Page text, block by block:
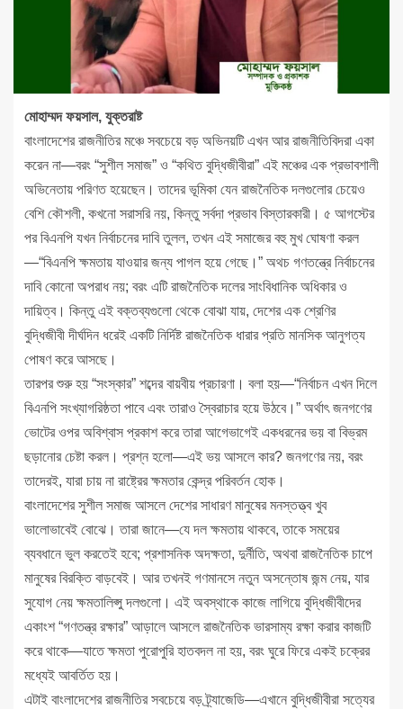
মোহাম্মদ ফয়সাল, যুক্তরাষ্ট
বাংলাদেশের রাজনীতির মঞ্চে সবচেয়ে বড় অভিনয়টি এখন আর রাজনীতিবিদরা একা
করেন না—বরং “সুশীল সমাজ” ও “কথিত বুদ্ধিজীবীরা” এই মঞ্চের এক প্রভাবশালী
অভিনেতায় পরিণত হয়েছেন। তাদের ভূমিকা যেন রাজনৈতিক দলগুলোর চেয়েও
বেশি কৌশলী, কখনো সরাসরি নয়, কিন্তু সর্বদা প্রভাব বিস্তারকারী। ৫ আগস্টের
পর বিএনপি যখন নির্বাচনের দাবি তুলল, তখন এই সমাজের বহু মুখ ঘোষণা করল
—“বিএনপি ক্ষমতায় যাওয়ার জন্য পাগল হয়ে গেছে।” অথচ গণতন্ত্রে নির্বাচনের
দাবি কোনো অপরাধ নয়; বরং এটি রাজনৈতিক দলের সাংবিধানিক অধিকার ও
দায়িত্ব। কিন্তু এই বক্তব্যগুলো থেকে বোঝা যায়, দেশের এক শ্রেণির
বুদ্ধিজীবী দীর্ঘদিন ধরেই একটি নির্দিষ্ট রাজনৈতিক ধারার প্রতি মানসিক আনুগত্য
পোষণ করে আসছে।
তারপর শুরু হয় “সংস্কার” শব্দের বায়বীয় প্রচারণা। বলা হয়—“নির্বাচন এখন দিলে
বিএনপি সংখ্যাগরিষ্ঠতা পাবে এবং তারাও স্বৈরাচার হয়ে উঠবে।” অর্থাৎ জনগণের
ভোটের ওপর অবিশ্বাস প্রকাশ করে তারা আগেভাগেই একধরনের ভয় বা বিভ্রম
ছড়ানোর চেষ্টা করল। প্রশ্ন হলো—এই ভয় আসলে কার? জনগণের নয়, বরং
তাদেরই, যারা চায় না রাষ্ট্রের ক্ষমতার কেন্দ্র পরিবর্তন হোক।
বাংলাদেশের সুশীল সমাজ আসলে দেশের সাধারণ মানুষের মনস্তত্ত্ব খুব
ভালোভাবেই বোঝে। তারা জানে—যে দল ক্ষমতায় থাকবে, তাকে সময়ের
ব্যবধানে ভুল করতেই হবে; প্রশাসনিক অদক্ষতা, দুর্নীতি, অথবা রাজনৈতিক চাপে
মানুষের বিরক্তি বাড়বেই। আর তখনই গণমানসে নতুন অসন্তোষ জন্ম নেয়, যার
সুযোগ নেয় ক্ষমতালিপ্সু দলগুলো। এই অবস্থাকে কাজে লাগিয়ে বুদ্ধিজীবীদের
একাংশ “গণতন্ত্র রক্ষার” আড়ালে আসলে রাজনৈতিক ভারসাম্য রক্ষা করার কাজটি
করে থাকে—যাতে ক্ষমতা পুরোপুরি হাতবদল না হয়, বরং ঘুরে ফিরে একই চক্রের
মধ্যেই আবর্তিত হয়।
এটাই বাংলাদেশের রাজনীতির সবচেয়ে বড় ট্র্যাজেডি—এখানে বুদ্ধিজীবীরা সত্যের